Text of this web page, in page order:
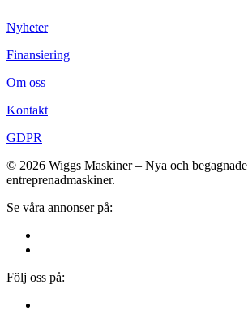
Nyheter
Finansiering
Om oss
Kontakt
GDPR
© 2026 Wiggs Maskiner – Nya och begagnade
entreprenadmaskiner.
Se våra annonser på:
Följ oss på: